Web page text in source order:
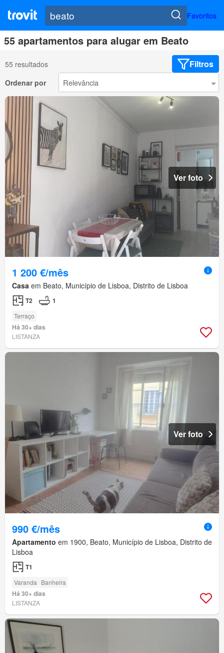
Favoritos
55 apartamentos para alugar em Beato
55 resultados Filtros
Ordenar por
Ver foto
1 200 €/mês
Casa em Beato, Município de Lisboa, Distrito de Lisboa
T2 1
Terraço
Há 30+ dias
LISTANZA
Ver foto
990 €/mês
Apartamento em 1900, Beato, Município de Lisboa, Distrito de
Lisboa
T1
Varanda Banheira
Há 30+ dias
LISTANZA